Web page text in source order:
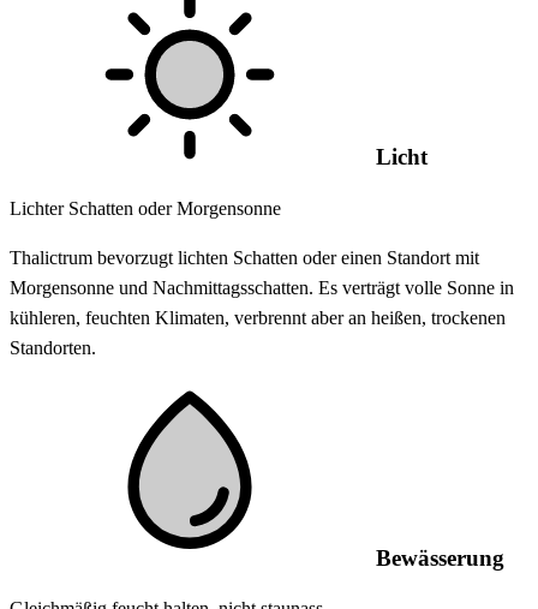
Licht
Lichter Schatten oder Morgensonne
Thalictrum bevorzugt lichten Schatten oder einen Standort mit
Morgensonne und Nachmittagsschatten. Es verträgt volle Sonne in
kühleren, feuchten Klimaten, verbrennt aber an heißen, trockenen
Standorten.
Bewässerung